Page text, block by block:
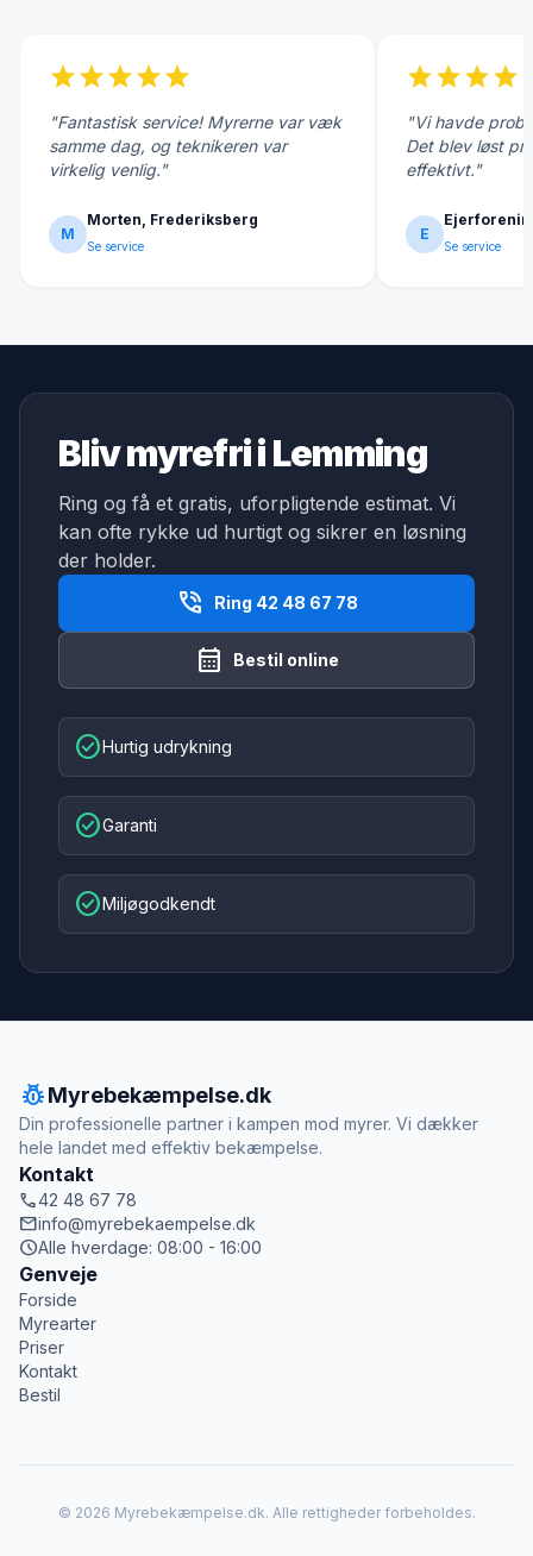
starstarstarstarstar
"Fantastisk service! Myrerne var væk
samme dag, og teknikeren var
virkelig venlig."
M
Morten, Frederiksberg
Se service
starstarstarstar
"Vi havde
Det blev løst
effektivt."
E
Se service
Bliv myrefri i Lemming
Ring og få et gratis, uforpligtende estimat. Vi
kan ofte rykke ud hurtigt og sikrer en løsning
der holder.
phone_in_talk Ring 42 48 67 78
calendar_month Bestil online
check_circleHurtig udrykning
check_circleGaranti
check_circleMiljøgodkendt
pest_controlMyrebekæmpelse.dk
Din professionelle partner i kampen mod myrer. Vi dækker
hele landet med effektiv bekæmpelse.
Kontakt
call42 48 67 78
mailinfo@myrebekaempelse.dk
scheduleAlle hverdage: 08:00 - 16:00
Genveje
Forside
Myrearter
Priser
Kontakt
Bestil
© 2026 Myrebekæmpelse.dk. Alle rettigheder forbeholdes.